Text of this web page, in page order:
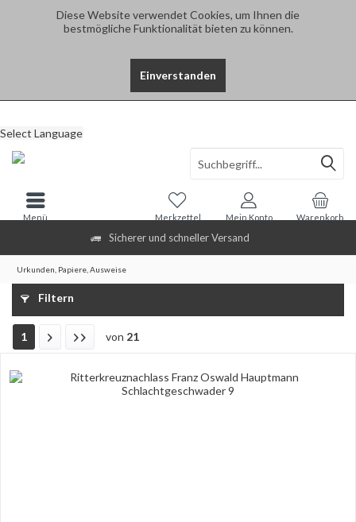
Diese Website verwendet Cookies, um Ihnen die
bestmögliche Funktionalität bieten zu können.
Einverstanden
Sicherer und schneller Versand
Select Language
Warenkorb
Merkzettel Mein Konto
Menü
Urkunden, Papiere, Ausweise
Filtern
1 von 21